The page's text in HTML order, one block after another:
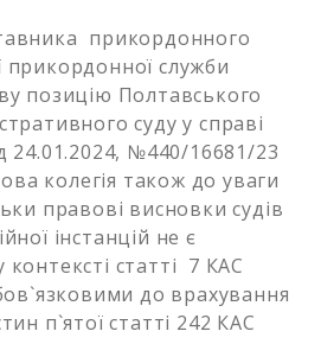
прикордонного
служби
позицію Полтавського
суду у справі
24.01.2024, №440/16681/23
колегія також до уваги
правові висновки судів
інстанцій не є
статті 7 КАС
до врахування
п`ятої статті 242 КАС